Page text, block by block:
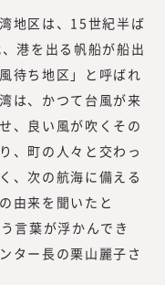
いワークスを
ーズ（現・東
。
』を運営する株
本のみらいの
ミッション、
戦するエコシ
に掲げ、人生
ョナル人材が、
といった働き
れない挑戦の
地区は、15世紀半ば
港を出る帆船が船出
待ち地区」と呼ばれ
は、かつて台風が来
、良い風が吹くその
、町の人々と交わっ
、次の航海に備える
由来を聞いたと
言葉が浮かんでき
ター長の栗山麗子さ